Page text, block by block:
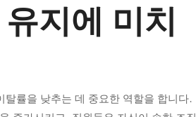
지에 미치
률을 낮추는 데 중요한 역할을 합니다.